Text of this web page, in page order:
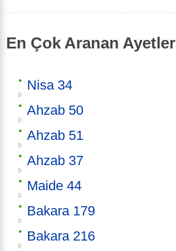
En Çok Aranan Ayetler
Nisa 34
Ahzab 50
Ahzab 51
Ahzab 37
Maide 44
Bakara 179
Bakara 216